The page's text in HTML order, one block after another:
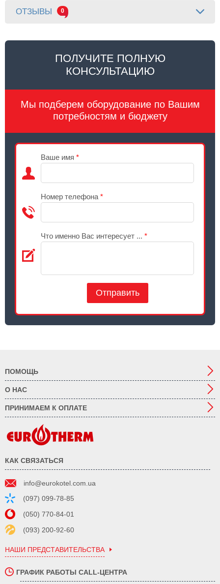
ОТЗЫВЫ 0
ПОЛУЧИТЕ ПОЛНУЮ
КОНСУЛЬТАЦИЮ
Мы подберем оборудование по Вашим
потребностям и бюджету
Ваше имя *
Номер телефона *
Что именно Вас интересует ... *
Отправить
ПОМОЩЬ
О НАС
ПРИНИМАЕМ К ОПЛАТЕ
КАК СВЯЗАТЬСЯ
info@eurokotel.com.ua
(097) 099-78-85
(050) 770-84-01
(093) 200-92-60
НАШИ ПРЕДСТАВИТЕЛЬСТВА
ГРАФИК РАБОТЫ CALL-ЦЕНТРА